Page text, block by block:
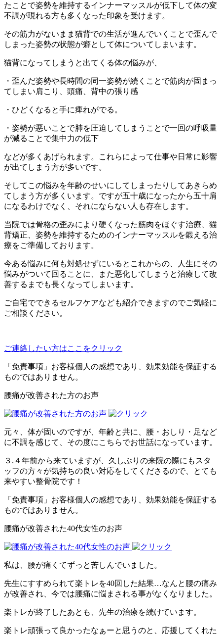
たこと で姿勢を維持するインナーマッスルが低下して体の変
不調が現れる方も多くなった印象を受けます。
その筋力がないまま猫背での生活が進んでいくことで歪んで
しまった姿勢の状態が癖として体についてしまいます。
猫背になってしまうと出てくる体の悩みが、
・歪んだ姿勢や長時間の同一姿勢が続くことで筋肉が固まっ
てしまい肩こり、頭痛、 背中の張り感
・ひどくなると手に痺れがでる。
・姿勢が悪いことで肺を圧迫してしまうことで一回の呼吸量
が減ることで集中力の低下
などが多くあげられます。
これらによって仕事や日常に影響
が出てしまう方が多いです。
そしてこの悩みを年齢のせいにしてしまったりしてあきらめ
てしまう方が多くいます。ですが五十歳になったから五十肩
になるわけでなく、それにならない人も存在します。
当院では骨格の歪みにより硬くなった筋肉をほぐす治療、 猫
背矯正、 姿勢を維持するためのインナーマッスルを鍛える治
療をご準備しております。
今ある悩みに何も対処せずにいるとこれからの、
人生にその
悩みがついて回ることに、
また悪化してしまうと治療して改
善するまでも長くなってしまいま す。
ご自宅でできるセルフケアなども紹介できますのでご気軽に
ご相談 ください。
ご連絡したい方はここをクリック
「免責事項」お客様個人の感想であり、効果効能を保証する
ものではありません。
腰痛が改善された方のお声
元々、体が固いのですが、年齢と共に、腰・おしり・足など
に不調を感じて、その度にこちらでお世話になっています。
３.４年前から来ていますが、久しぶりの来院の際にもスタ
ッフの方々が気持ちの良い対応をしてくださるので、とても
来やすい整骨院です！
「免責事項」お客様個人の感想であり、効果効能を保証する
ものではありません。
腰痛が改善された40代女性のお声
私は、腰が痛くてずっと苦しんでいました。
先生にすすめられて楽トレを40回した結果…なんと腰の痛み
が改善され、今では腰痛に悩まされる事がなくなりました。
楽トレが終了したあとも、先生の治療を続けています。
楽トレ頑張って良かったなぁーと思うのと、応援してくれた